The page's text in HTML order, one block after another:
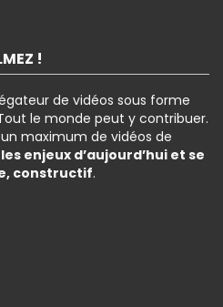
!
de vidéos sous forme
le monde peut y contribuer.
maximum de vidéos de
enjeux d’aujourd’hui et se
constructif.